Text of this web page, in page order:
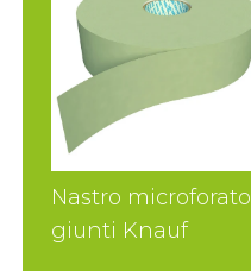
Nastro microforato
giunti Knauf